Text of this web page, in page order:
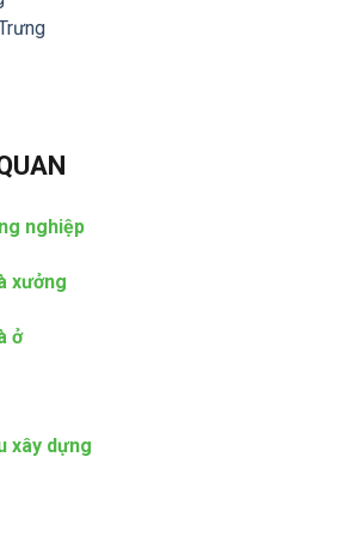
nghiệp
xưởng
ở
xây dựng